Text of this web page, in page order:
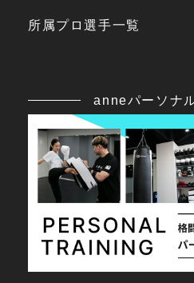
所属プロ選手一覧
anneパーソナ